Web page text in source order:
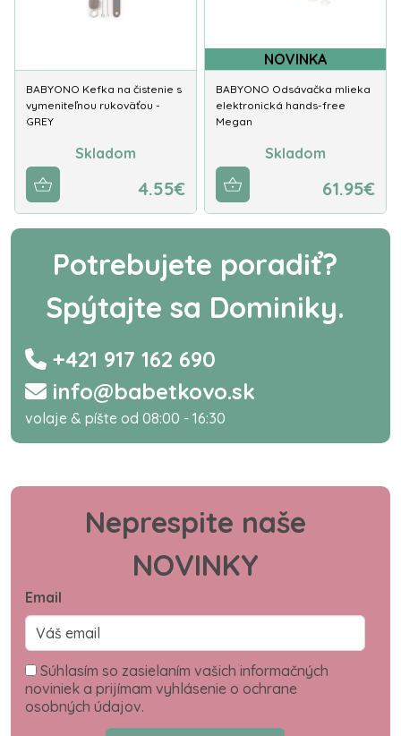
BABYONO Kefka na čistenie s
vymeniteľnou rukoväťou -
GREY
Skladom
4.55€
NOVINKA
BABYONO Odsávačka mlieka
elektronická hands-free
Megan
Skladom
61.95€
Potrebujete poradiť?
Spýtajte sa Dominiky.
+421 917 162 690
info@babetkovo.sk
volaje & píšte od 08:00 - 16:30
Neprespite naše
NOVINKY
Email
Súhlasím so zasielaním vašich informačných
noviniek a prijímam vyhlásenie o ochrane
osobných údajov.